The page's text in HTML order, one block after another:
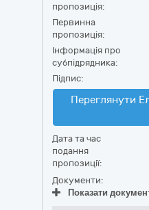
пропозиція:
Первинна
пропозиція:
Інформація про
субпідрядника:
Підпис:
Переглянути
Дата та час
подання
пропозиції:
Документи:
Показати